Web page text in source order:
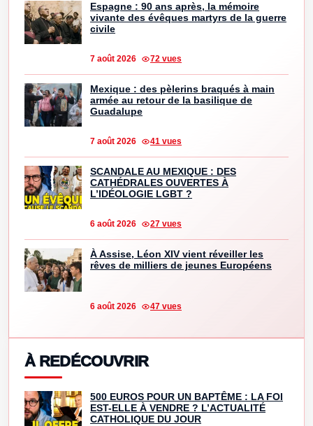
Espagne : 90 ans après, la mémoire
vivante des évêques martyrs de la guerre
civile
7 août 2026 72 vues
Mexique : des pèlerins braqués à main
armée au retour de la basilique de
Guadalupe
7 août 2026 41 vues
SCANDALE AU MEXIQUE : DES
CATHÉDRALES OUVERTES À
L’IDÉOLOGIE LGBT ?
6 août 2026 27 vues
À Assise, Léon XIV vient réveiller les
rêves de milliers de jeunes Européens
6 août 2026 47 vues
À REDÉCOUVRIR
500 EUROS POUR UN BAPTÊME : LA FOI
EST-ELLE À VENDRE ? L’ACTUALITÉ
CATHOLIQUE DU JOUR